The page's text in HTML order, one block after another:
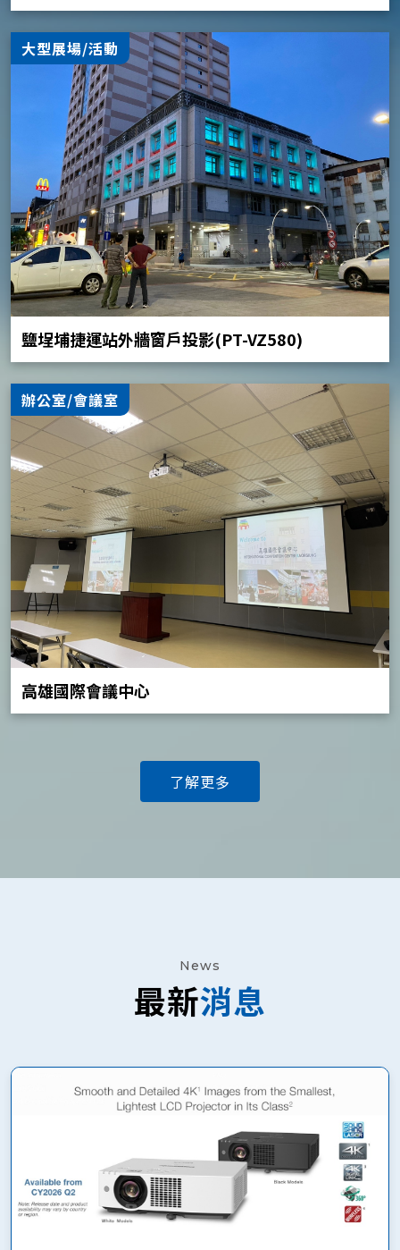
大型展場/活動
鹽埕埔捷運站外牆窗戶投影(PT-VZ580)
辦公室/會議室
高雄國際會議中心
了解更多
News
最新消息